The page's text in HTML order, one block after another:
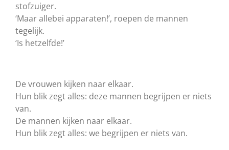
stofzuiger.
‘Maar allebei apparaten!’, roepen de mannen
tegelijk.
‘Is hetzelfde!’
De vrouwen kijken naar elkaar.
Hun blik zegt alles: deze mannen begrijpen er niets
van.
De mannen kijken naar elkaar.
Hun blik zegt alles: we begrijpen er niets van.